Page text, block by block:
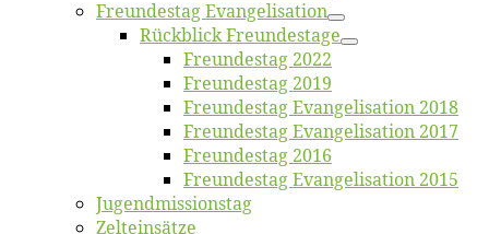
Freun­des­tag Evangelisation
Rück­blick Freundestage
Freun­des­tag 2022
Freun­des­tag 2019
Freun­des­tag Evan­ge­li­sa­ti­on 2018
Freun­des­tag Evan­ge­li­sa­ti­on 2017
Freun­des­tag 2016
Freun­des­tag Evan­ge­li­sa­ti­on 2015
Jugend­mis­sions­tag
Zelt­ein­sät­ze